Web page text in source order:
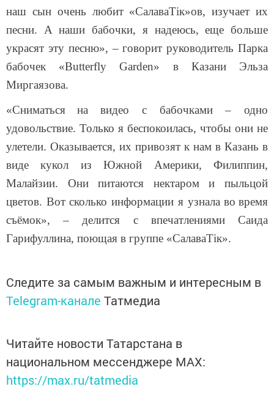
наш сын очень любит «СалаваТік»ов, изучает их
песни. А наши бабочки, я надеюсь, еще больше
украсят эту песню», –говорит руководитель Парка
бабочек «Butterfly Garden» в Казани Эльза
Миргаязова.
«Сниматься
на видео с бабочками – одно
удовольствие. Только я беспокоилась, чтобы они не
улетели. Оказывается, их привозят к нам в Казань в
виде кукол из Южной Америки, Филиппин,
Малайзии. Они питаются нектаром и пыльцой
цветов. Вот сколько информации я узнала во время
съёмок», – делится с впечатлениямиСаида
Гарифуллина, поющая в группе «СалаваТік».
Следите за самым важным и интересным в
Telegram-канале Татмедиа
Читайте новости Татарстана в
национальном мессенджере MАХ:
https://max.ru/tatmedia